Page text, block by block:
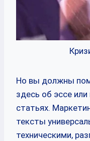
Но вы должны
здесь об эссе
статьях.
тексты
техническими,